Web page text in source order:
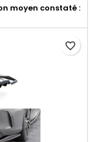
moyen constaté :
favorite_border